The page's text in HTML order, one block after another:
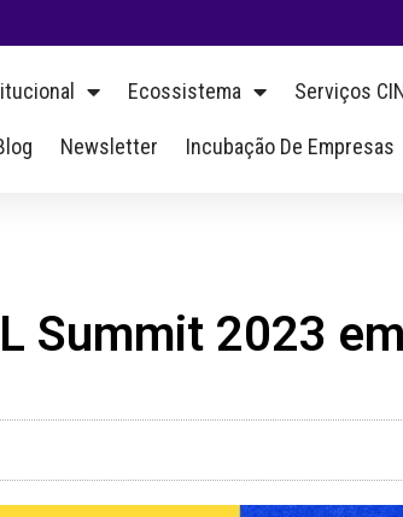
Ecossistema Serviços
Newsletter Incubação De Empresas
Summit 2023